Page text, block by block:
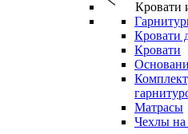
Кровати
Кровати
Кровати
Матрасы
Чехлы на